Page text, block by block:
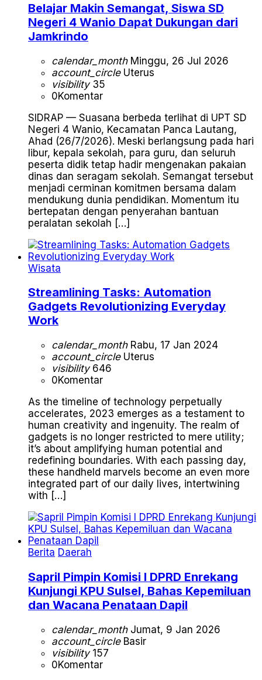
Belajar Makin Semangat, Siswa SD
Negeri 4 Wanio Dapat Dukungan dari
Jamkrindo
calendar_monthMinggu, 26 Jul 2026
account_circleUterus
visibility35
0Komentar
SIDRAP — Suasana berbeda terlihat di UPT SD
Negeri 4 Wanio, Kecamatan Panca Lautang,
Ahad (26/7/2026). Meski berlangsung pada hari
libur, kepala sekolah, para guru, dan seluruh
peserta didik tetap hadir mengenakan pakaian
dinas dan seragam sekolah. Semangat tersebut
menjadi cerminan komitmen bersama dalam
mendukung dunia pendidikan. Momentum itu
bertepatan dengan penyerahan bantuan
peralatan sekolah […]
Wisata
Streamlining Tasks: Automation
Gadgets Revolutionizing Everyday
Work
calendar_monthRabu, 17 Jan 2024
account_circleUterus
visibility646
0Komentar
As the timeline of technology perpetually
accelerates, 2023 emerges as a testament to
human creativity and ingenuity. The realm of
gadgets is no longer restricted to mere utility;
it’s about amplifying human potential and
redefining boundaries. With each passing day,
these handheld marvels become an even more
integrated part of our daily lives, intertwining
with […]
Berita Daerah
Sapril Pimpin Komisi I DPRD Enrekang
Kunjungi KPU Sulsel, Bahas Kepemiluan
dan Wacana Penataan Dapil
calendar_monthJumat, 9 Jan 2026
account_circleBasir
visibility157
0Komentar